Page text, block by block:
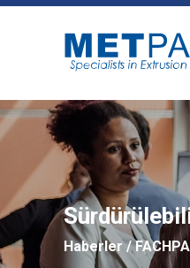
Haberler/